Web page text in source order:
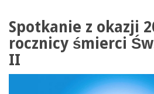
Spotkanie z okazji
rocznicy śmierci
II